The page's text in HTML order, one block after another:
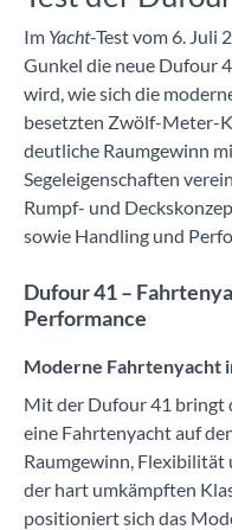
Im Yacht-Test vom 6.
Gunkel die neue Dufour
wird, wie sich die
besetzten Zwölf-Meter-
deutliche Raumgewinn
Segeleigenschaften
Rumpf- und
sowie Handling und
Dufour 41 –
Performance
Moderne Fahrtenyacht
Mit der Dufour 41 bringt
eine Fahrtenyacht auf
Raumgewinn, Flexibilität
der hart umkämpften
positioniert sich das